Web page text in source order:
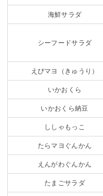
海鮮サラダ
シーフードサラダ
えびマヨ（きゅうり）
いかおくら
いかおくら納豆
ししゃもっこ
たらマヨぐんかん
えんがわぐんかん
たまごサラダ